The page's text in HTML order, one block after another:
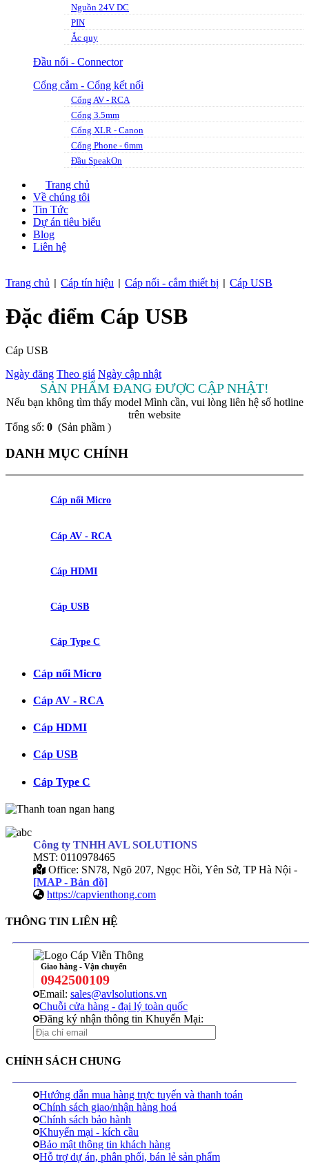
Nguồn 24V DC
PIN
Ắc quy
Đầu nối - Connector
Cổng cắm - Cổng kết nối
Cổng AV - RCA
Cổng 3.5mm
Cổng XLR - Canon
Cổng Phone - 6mm
Đầu SpeakOn
Trang chủ
Về chúng tôi
Tin Tức
Dự án tiêu biểu
Blog
Liên hệ
Trang chủ Cáp tín hiệu Cáp nối - cắm thiết bị Cáp USB
Đặc điểm Cáp USB
Cáp USB
Ngày đăng Theo giá Ngày cập nhật
SẢN PHẨM ĐANG ĐƯỢC CẬP NHẬT!
Nếu bạn không tìm thấy model Mình cần, vui lòng liên hệ số hotline
trên website
Tổng số: 0 (Sản phầm )
DANH MỤC CHÍNH
Cáp nối Micro
Cáp AV - RCA
Cáp HDMI
Cáp USB
Cáp Type C
Cáp nối Micro
Cáp AV - RCA
Cáp HDMI
Cáp USB
Cáp Type C
Công ty TNHH AVL SOLUTIONS
MST: 0110978465
Office: SN78, Ngõ 207, Ngọc Hồi, Yên Sở, TP Hà Nội -
[MAP - Bản đồ]
https://capvienthong.com
THÔNG TIN LIÊN HỆ
Giao hàng - Vận chuyển
0942500109
Email: sales@avlsolutions.vn
Chuỗi cửa hàng - đại lý toàn quốc
Đăng ký nhận thông tin Khuyến Mại:
CHÍNH SÁCH CHUNG
Hướng dẫn mua hàng trực tuyến và thanh toán
Chính sách giao/nhận hàng hoá
Chính sách bảo hành
Khuyến mại - kích cầu
Bảo mật thông tin khách hàng
Hỗ trợ dự án, phân phối, bán lẻ sản phẩm